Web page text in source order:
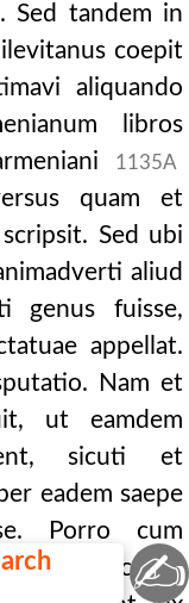
Sed tandem in
coepit
aliquando
libros
1135A
quam et
Sed ubi
aliud
genus fuisse,
appellat.
Nam et
ut eamdem
sicuti et
eadem saepe
Porro cum
latine scripti,
✍